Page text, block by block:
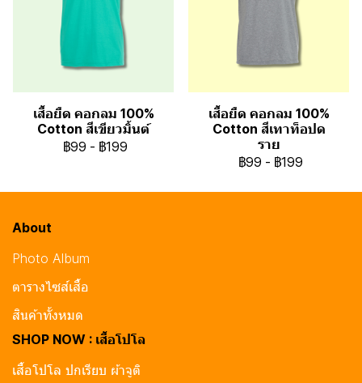
เสื้อยืด คอกลม 100%
Cotton สีเขียวมิ้นต์
฿99 - ฿199
เสื้อยืด คอกลม 100%
Cotton สีเทาท็อปด
ราย
฿99 - ฿199
About
Photo Album
ตารางไซส์เสื้อ
สินค้าทั้งหมด
SHOP NOW : เสื้อโปโล
เสื้อโปโล ปกเรียบ ผ้าจูติ